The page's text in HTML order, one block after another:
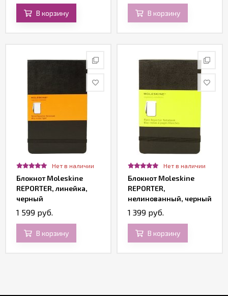
В корзину В корзину
Нет в наличии
Блокнот Moleskine
REPORTER, линейка,
черный
1 599 руб.
В корзину
Нет в наличии
Блокнот Moleskine
REPORTER,
нелинованный, черный
1 399 руб.
В корзину